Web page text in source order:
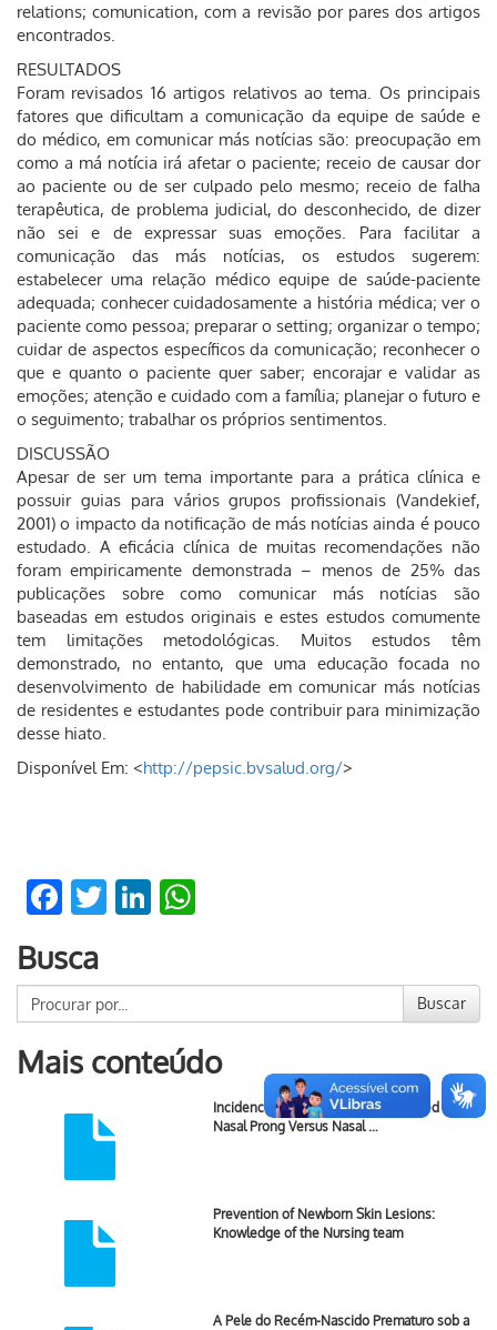
relations; comunication, com a revisão por pares dos artigos
encontrados.
RESULTADOS
Foram revisados 16 artigos relativos ao tema. Os principais
fatores que dificultam a comunicação da equipe de saúde e
do médico, em comunicar más notícias são: preocupação em
como a má notícia irá afetar o paciente; receio de causar dor
ao paciente ou de ser culpado pelo mesmo; receio de falha
terapêutica, de problema judicial, do desconhecido, de dizer
não sei e de expressar suas emoções. Para facilitar a
comunicação das más notícias, os estudos sugerem:
estabelecer uma relação médico equipe de saúde-paciente
adequada; conhecer cuidadosamente a história médica; ver o
paciente como pessoa; preparar o setting; organizar o tempo;
cuidar de aspectos específicos da comunicação; reconhecer o
que e quanto o paciente quer saber; encorajar e validar as
emoções; atenção e cuidado com a família; planejar o futuro e
o seguimento; trabalhar os próprios sentimentos.
DISCUSSÃO
Apesar de ser um tema importante para a prática clínica e
possuir guias para vários grupos profissionais (Vandekief,
2001) o impacto da notificação de más notícias ainda é pouco
estudado. A eficácia clínica de muitas recomendações não
foram empiricamente demonstrada – menos de 25% das
publicações sobre como comunicar más notícias são
baseadas em estudos originais e estes estudos comumente
tem limitações metodológicas. Muitos estudos têm
demonstrado, no entanto, que uma educação focada no
desenvolvimento de habilidade em comunicar más notícias
de residentes e estudantes pode contribuir para minimização
desse hiato.
Disponível Em: <http://pepsic.bvsalud.org/>
Facebook
TwitterLinkedIn
Busca
Buscar
Mais conteúdo
Incidence of Nasal Trauma Associated with
Nasal Prong Versus Nasal …
Prevention of Newborn Skin Lesions:
Knowledge of the Nursing team
A Pele do Recém-Nascido Prematuro sob a